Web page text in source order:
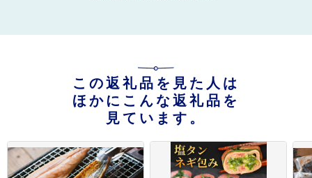
この返礼品を見た人は
ほかにこんな返礼品を
見ています。